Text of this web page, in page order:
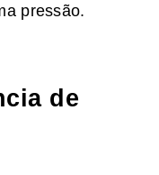
pressão.
de